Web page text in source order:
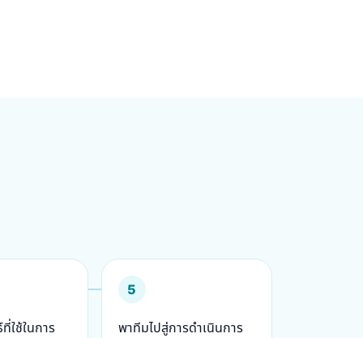
ใช้ในการ
5
พาทีมไปสู่การดำเนินการ